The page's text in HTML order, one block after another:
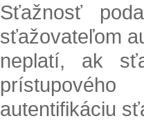
Sťažnosť
sťažovateľom
neplatí, ak
autentifikáciu